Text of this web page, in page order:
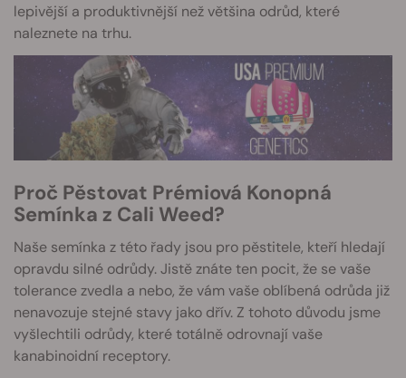
lepivější a produktivnější než většina odrůd, které
naleznete na trhu.
Proč Pěstovat Prémiová Konopná
Semínka z Cali Weed?
Naše semínka z této řady jsou pro pěstitele, kteří hledají
opravdu silné odrůdy. Jistě znáte ten pocit, že se vaše
tolerance zvedla a nebo, že vám vaše oblíbená odrůda již
nenavozuje stejné stavy jako dřív. Z tohoto důvodu jsme
vyšlechtili odrůdy, které totálně odrovnají vaše
kanabinoidní receptory.